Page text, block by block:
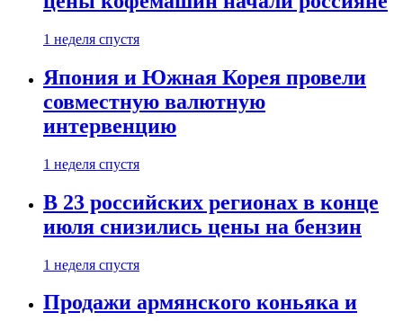
1 неделя спустя
Япония и Южная Корея провели
совместную валютную
интервенцию
1 неделя спустя
В 23 российских регионах в конце
июля снизились цены на бензин
1 неделя спустя
Продажи армянского коньяка и